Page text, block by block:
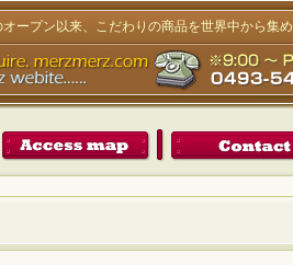
ープン以来、こだわりの商品を世界中から集め